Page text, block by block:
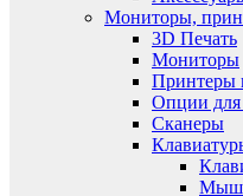
Мониторы,
3D Печать
Мониторы
Опции
Сканеры